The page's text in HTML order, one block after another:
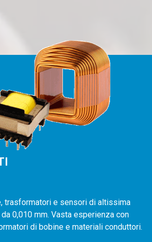
trasformatori e sensori di altissima
0,010 mm. Vasta esperienza con
di bobine e materiali conduttori.